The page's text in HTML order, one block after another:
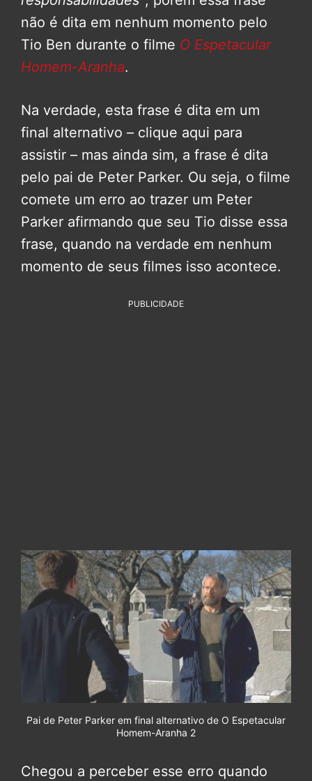
não é dita em nenhum momento pelo
Tio Ben durante o filme O Espetacular
Homem-Aranha.
Na verdade, esta frase é dita em um
final alternativo – clique aqui para
assistir – mas ainda sim, a frase é dita
pelo pai de Peter Parker. Ou seja, o filme
comete um erro ao trazer um Peter
Parker afirmando que seu Tio disse essa
frase, quando na verdade em nenhum
momento de seus filmes isso acontece.
PUBLICIDADE
Pai de Peter Parker em final alternativo de O Espetacular
Homem-Aranha 2
Chegou a perceber esse erro quando